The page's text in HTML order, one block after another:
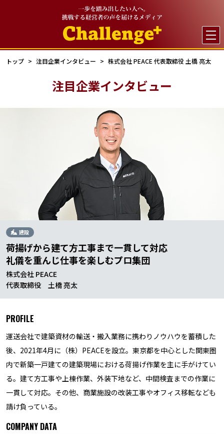

トップ 注目企業インタビュー 株式会社 PEACE 代表取締役 土橋 亮太
注目企業インタビュー
建設
荷揚げから建て方工事まで一貫して対応
礼儀を重んじ仕事を楽しむプロ集団
株式会社 PEACE
代表取締役 土橋 亮太
PROFILE
運送会社で建築資材の輸送・搬入業務に携わりノウハウを蓄積した
後、2021年4月に（株）PEACEを設立。東京都を中心とした関東圏
内で新築一戸建ての建築現場における荷揚げ作業を主に手がけてい
る。建て方工事や上棟作業、外装下地など、中間検査までの作業に
一貫して対応。その他、商業施設の改装工事やオフィス移転なども
請け負っている。
COMPANY DATA